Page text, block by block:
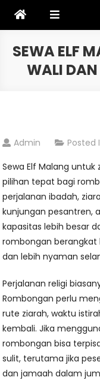
SEWA ELF
WALI DAN
Admin Posted
Sewa Elf Malang
pilihan tepat bagi
perjalanan ibadah,
kunjungan pesantren,
kapasitas lebih besar
rombongan berangkat
dan lebih nyaman
Perjalanan religi
Rombongan perlu
rute ziarah, waktu
kembali. Jika
rombongan bisa
sulit, terutama jika
dan jamaah dalam